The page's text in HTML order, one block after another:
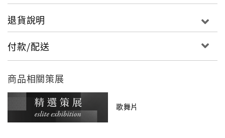
髮的迪菲娜和姊姊紅髮的索蘭芝，總是憧憬著往花
都巴黎發展。倆人心中各有夢中的理想情人，而命
運竟巧妙地因這場嘉年華會將二人的夢中情人引領
到小鎮上互尋彼此、卻始終擦身而過…嘉年華會已
結束，二人將搭主辦商的便車前往巴黎，命運之神
是否會繼續作弄...
影音規格：
區碼：ALL區
退貨說明
付款/配送
商品相關策展
歌舞片